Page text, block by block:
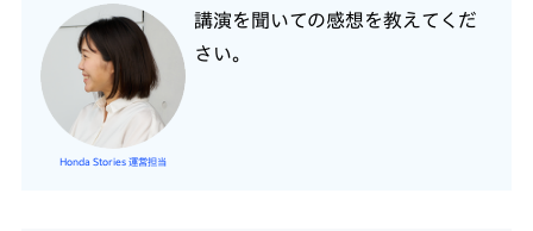
Honda Stories 運営担当
講演を聞いての感想を教えてくだ
さい。